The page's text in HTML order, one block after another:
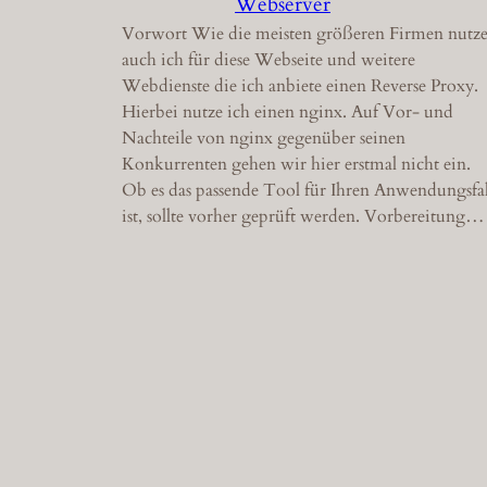
Vorwort Wie die meisten größeren Firmen nutze
auch ich für diese Webseite und weitere
Webdienste die ich anbiete einen Reverse Proxy.
Hierbei nutze ich einen nginx. Auf Vor- und
Nachteile von nginx gegenüber seinen
Konkurrenten gehen wir hier erstmal nicht ein.
Ob es das passende Tool für Ihren
ist, sollte vorher geprüft werden. Vorbereitung…